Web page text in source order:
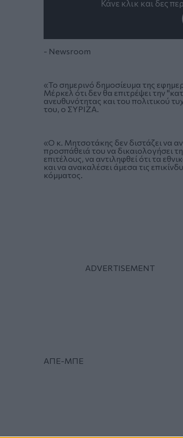
Κάνε κλικ και δες
- Newsroom
«Το σημερινό δημοσίευμα της
Μέρκελ ότι δεν θα επιτρέψει την
ανευθυνότητας και του πολιτικού
του, ο ΣΥΡΙΖΑ.
«Ο κ. Μητσοτάκης δεν διστάζει να
προσπάθειά του να δικαιολογήσει
επιτέλους, να αντιληφθεί ότι τα
και να ανακαλέσει άμεσα τις
κόμματος.
ΑΠΕ-ΜΠΕ